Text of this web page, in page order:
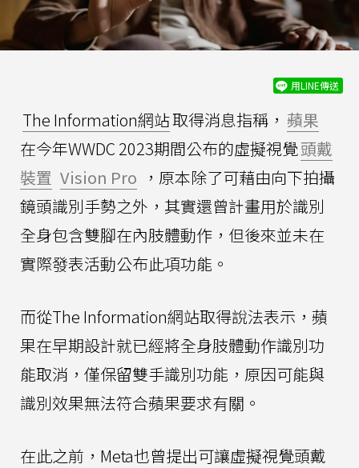
用LINE傳送
The Information網站取得消息指稱， 蘋果
在今年WWDC 2023期間公布的虛擬視覺頭戴
裝置 Vision Pro ，原本除了可藉由向下拍攝
鏡頭識別手勢之外，其實還曾計畫用於識別
全身包含雙腳在內肢體動作，但後來並未在
實際發表活動公布此項功能。
而從The Information網站取得說法表示，蘋
果在早期設計就已經將全身肢體動作識別功
能取消，僅保留雙手識別功能，原因可能與
識別效果無法符合蘋果要求有關。
在此之前，Meta也曾提出可讓虛擬視覺頭戴